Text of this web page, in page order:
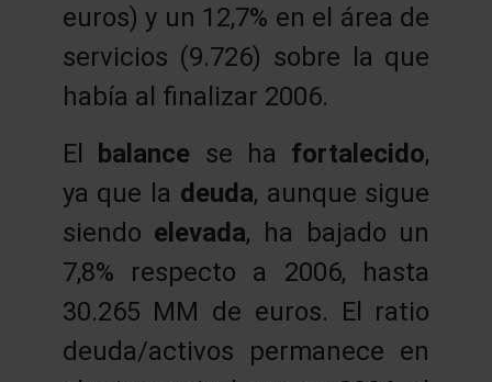
euros) y un 12,7% en el área de
servicios (9.726) sobre la que
había al finalizar 2006.
El balance se ha fortalecido,
ya que la deuda, aunque sigue
siendo elevada, ha bajado un
7,8% respecto a 2006, hasta
30.265 MM de euros. El ratio
deuda/activos permanece en